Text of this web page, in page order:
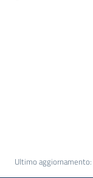
Ultimo aggiornamento: